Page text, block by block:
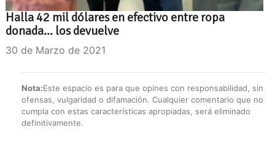
Halla 42 mil dólares en efectivo entre ropa
donada... los devuelve
30 de Marzo de 2021
Nota:Este espacio es para que opines con responsabilidad, sin
ofensas, vulgaridad o difamación. Cualquier comentario que no
cumpla con estas características apropiadas, será eliminado
definitivamente.